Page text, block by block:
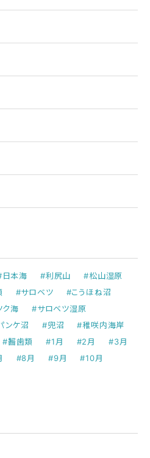
日本海 #利尻山
#松山湿原
#サロベツ
#こうほね沼
ク海
#サロベツ湿原
ンケ沼 #兜沼
#稚咲内海岸
#齧歯類 #1月 #2月
#3月
#8月 #9月
#10月